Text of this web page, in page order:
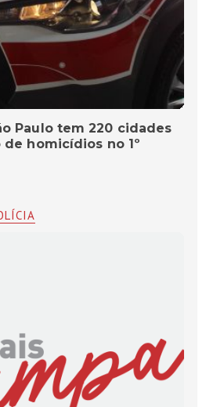
Paulo tem 220 cidades
homicídios no 1º